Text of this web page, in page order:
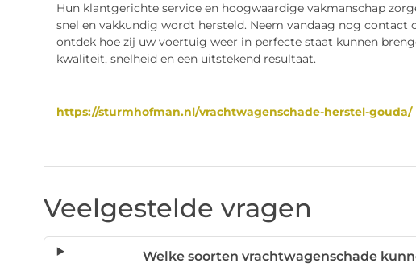
Hun klantgerichte service en hoogwaardige vakmanschap
snel en vakkundig wordt hersteld. Neem vandaag nog contact
ontdek hoe zij uw voertuig weer in perfecte staat kunnen
kwaliteit, snelheid en een uitstekend resultaat.
https://sturmhofman.nl/vrachtwagenschade-herstel-gouda/
Veelgestelde vragen
Welke soorten vrachtwagenschade